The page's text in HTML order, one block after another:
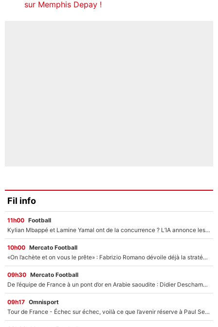
sur Memphis Depay !
Fil info
11h00 Football
Kylian Mbappé et Lamine Yamal ont de la concurrence ? L’IA annonce les 5 joueurs qui vont dominer le football dans les années à venir !
10h00 Mercato Football
«On l’achète et on vous le prête» : Fabrizio Romano dévoile déjà la stratégie du PSG avec le transfert de Zion Suzuki !
09h30 Mercato Football
De l’équipe de France à un pont d’or en Arabie saoudite : Didier Deschamps a donné sa réponse !
09h17 Omnisport
Tour de France - Échec sur échec, voilà ce que l’avenir réserve à Paul Seixas : «Tant qu’il y aura un Pogacar comme celui-là...»